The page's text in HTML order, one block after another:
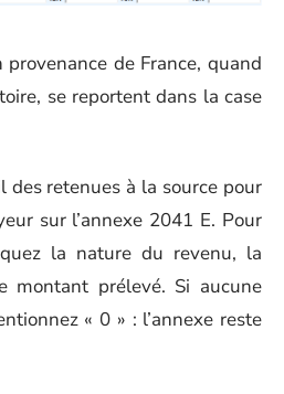
de France, quand
se reportent dans la case
retenues à la source pour
sur l’annexe 2041 E. Pour
la nature du revenu, la
montant prélevé. Si aucune
« 0 » : l’annexe reste